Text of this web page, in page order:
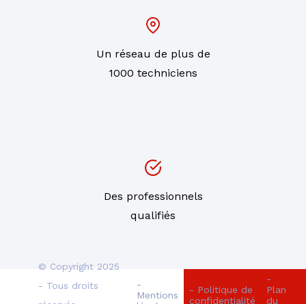
Un réseau de plus de
1000 techniciens
Des professionnels
qualifiés
© Copyright 2025
- Tous droits
-
Mentions
- Politique de
confidentialité
-
Plan
du